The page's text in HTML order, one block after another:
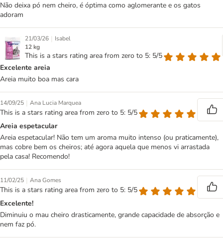
Não deixa pó nem cheiro, é óptima como aglomerante e os gatos
adoram
21/03/26 | Isabel
12 kg
This is a stars rating area from zero to 5: 5/5
Excelente areia
Areia muito boa mas cara
14/09/25 | Ana Lucia Marquea
This is a stars rating area from zero to 5: 5/5
Areia espetacular
Areia espetacular! Não tem um aroma muito intenso (ou praticamente),
mas cobre bem os cheiros; até agora aquela que menos vi arrastada
pela casa! Recomendo!
11/02/25 | Ana Gomes
This is a stars rating area from zero to 5: 5/5
Excelente!
Diminuiu o mau cheiro drasticamente, grande capacidade de absorção e
nem faz pó.